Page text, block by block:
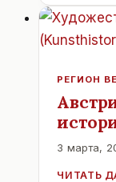
РЕГИОН
3 марта,
ЧИТАТЬ